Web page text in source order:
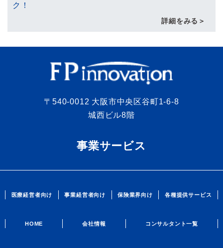
ク！
詳細をみる＞
〒540-0012 大阪市中央区谷町1-6-8
城西ビル8階
事業サービス
医療経営者向け 事業経営者向け 保険業界向け 各種提供サービス
HOME 会社情報 コンサルタント一覧